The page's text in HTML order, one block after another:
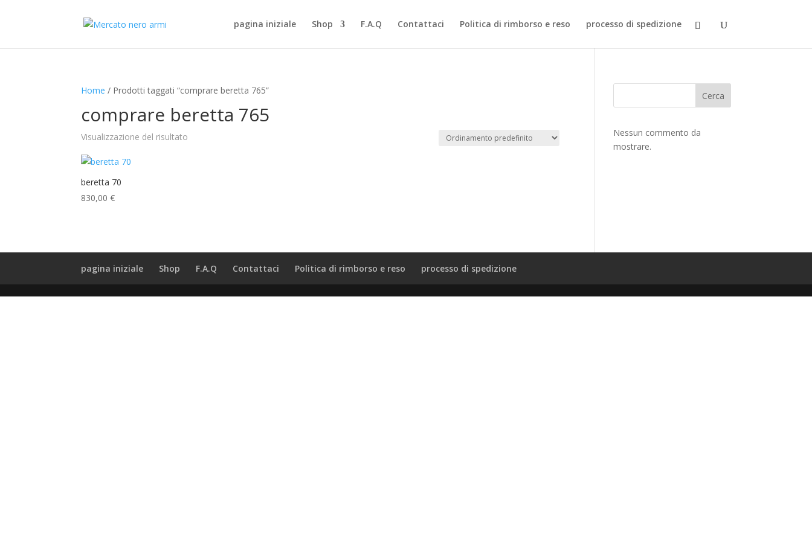
pagina iniziale Shop F.A.Q Contattaci Politica di rimborso e reso processo di spedizione
Home / Prodotti taggati “comprare beretta 765”
comprare beretta 765
Visualizzazione del risultato
beretta 70
830,00€
Cerca
Nessun commento da
mostrare.
pagina iniziale Shop F.A.Q Contattaci Politica di rimborso e reso processo di spedizione